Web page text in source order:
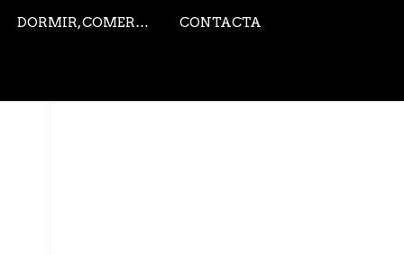
DORMIR, COMER… CONTACTA